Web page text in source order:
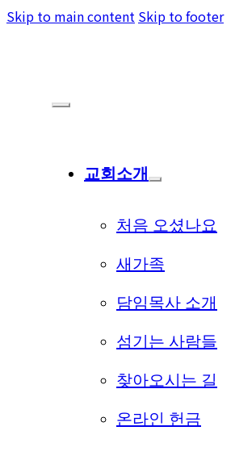
Skip to main content Skip to footer
교회소개
처음 오셨나요
새가족
담임목사 소개
섬기는 사람들
찾아오시는 길
온라인 헌금